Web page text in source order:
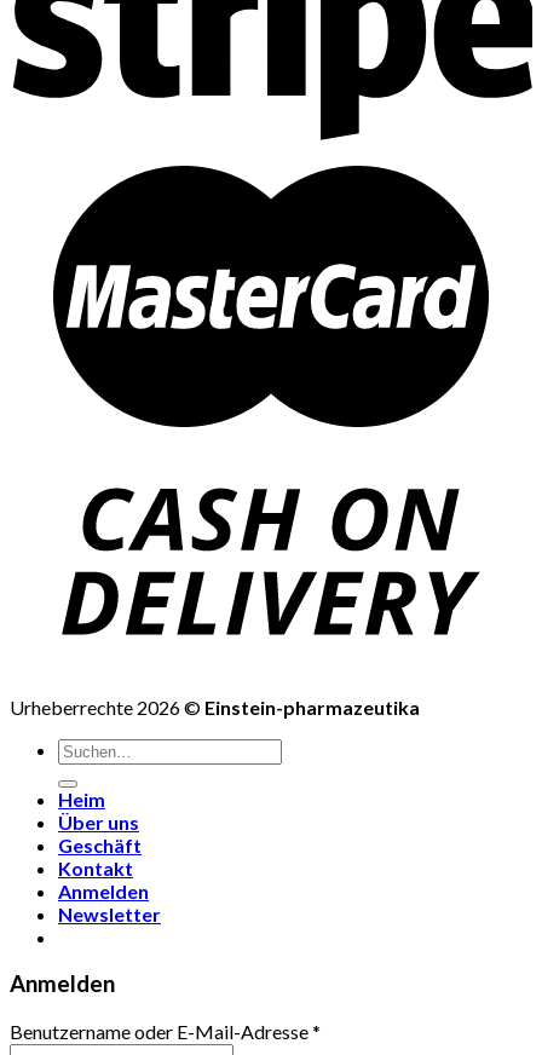
Urheberrechte 2026 © Einstein-pharmazeutika
Suchen
nach:
Heim
Über uns
Geschäft
Kontakt
Anmelden
Newsletter
Anmelden
Benutzername oder E-Mail-Adresse*